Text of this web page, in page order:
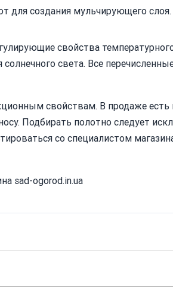
для создания мульчирующего
свойства
света. Все
свойствам. В продаже
Подбирать полотно следует
со специалистом
sad-ogorod.in.ua